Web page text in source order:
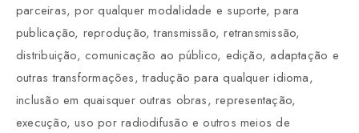
parceiras, por qualquer modalidade e suporte, para
publicação, reprodução, transmissão, retransmissão,
distribuição, comunicação ao público, edição, adaptação e
outras transformações, tradução para qualquer idioma,
inclusão em quaisquer outras obras, representação,
execução, uso por radiodifusão e outros meios de